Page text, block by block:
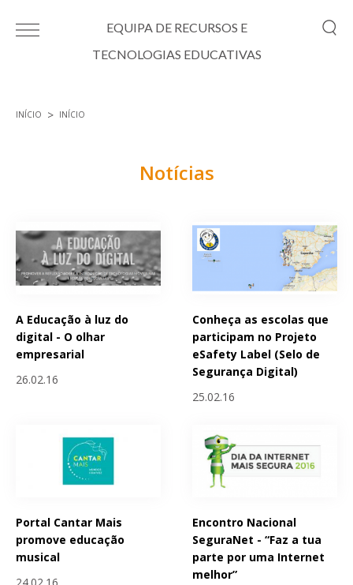
EQUIPA DE RECURSOS E
TECNOLOGIAS EDUCATIVAS
INÍCIO INÍCIO
Notícias
A Educação à luz do
digital - O olhar
empresarial
26.02.16
Conheça as escolas que
participam no Projeto
eSafety Label (Selo de
Segurança Digital)
25.02.16
Portal Cantar Mais
promove educação
musical
24.02.16
Encontro Nacional
SeguraNet - “Faz a tua
parte por uma Internet
melhor”
Páginas